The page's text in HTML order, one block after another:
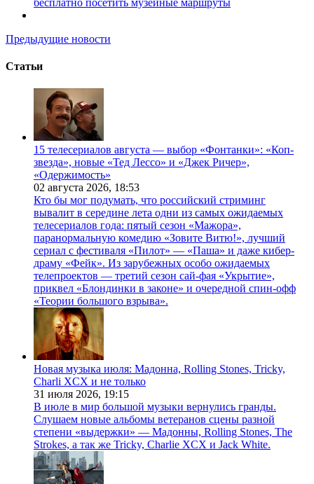
бесплатно посетить музейные маршруты
Предыдущие новости
Статьи
15 телесериалов августа — выбор «Фонтанки»: «Коп-
звезда», новые «Тед Лессо» и «Джек Ричер»,
«Одержимость»
02 августа 2026, 18:53
Кто бы мог подумать, что российский стриминг
вывалит в середине лета одни из самых ожидаемых
телесериалов года: пятый сезон «Мажора»,
паранормальную комедию «Зовите Витю!», лучший
сериал с фестиваля «Пилот» — «Паша» и даже кибер-
драму «Фейк». Из зарубежных особо ожидаемых
телепроектов — третий сезон сай-фая «Укрытие»,
приквел «Блондинки в законе» и очередной спин-офф
«Теории большого взрыва».
Новая музыка июля: Мадонна, Rolling Stones, Tricky,
Charli XCX и не только
31 июля 2026, 19:15
В июле в мир большой музыки вернулись гранды.
Слушаем новые альбомы ветеранов сцены разной
степени «выдержки» — Мадонны, Rolling Stones, The
Strokes, а так же Tricky, Charlie XCX и Jack White.